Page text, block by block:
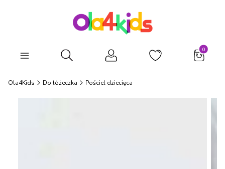
Otwórz wyszukiwarkę
Ola4Kids Do łóżeczka Pościel dziecięca